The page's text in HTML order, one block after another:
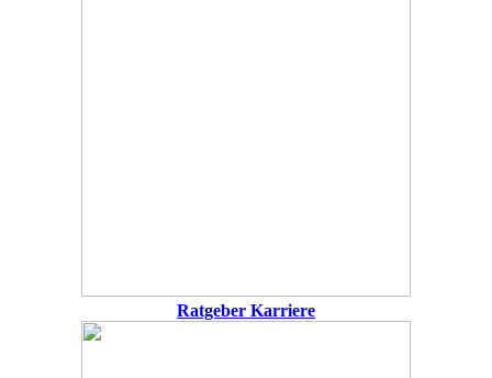
Ratgeber Karriere